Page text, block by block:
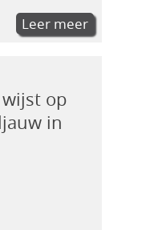
Leer meer
op
in